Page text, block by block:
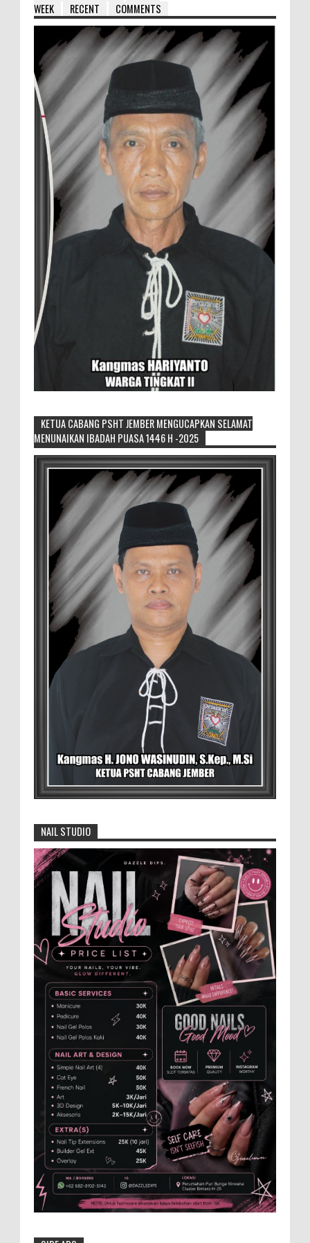
WEEK
RECENT COMMENTS
Generasi Kedua Pertahankan Grup
Keroncong Agar Tetap Eksis
Grup Keroncong Setia Kawan dari Jember,
ikut memeriahkan panggung JFC
Exhibition di Alun-Alun Jember beberapa waktu lalu.
MEMOPOS.co.id, Jem...
Duta GenRe Blora 2026 Siap Untuk
Menjadi Agen Perubahan
BLORA — Rizky Akbar Putra Basyari dari
PIK-R Gemilang SMA Negeri 1 Blora dan
Salsabila Hidayatul Kamilah dari PIK-R Tunas Cahaya
Kecamatan B...
Menko Zulhas Wajibkan Program Makan
Bergizi Gratis Menyerap Bahan Pangan
BLORA - Menteri Koordinator Bidang
Pangan RI Zulkifli Hasan menegaskan bahwa Satuan
Pelayanan Pemenuhan Gizi (SPPG) pelaksana Program
Kabupaten Jember 2026-2031
Jajaran Dewan Pengurus DPC Kabupaten
Jember 2025-2031, saat foto bersama
usai acara pelantikan di Gedung Jember Nusantara,
Selasa 28 Juli 2...
Dukung Pariwisata Polres Magetan Turut
Ambil Bagian Trail Run Ring of Lawu 2026
Istimewa MEMOPOS.co.id, Magetan -!
Kapolres Magetan AKBP Dr. Raden Erik
Bangun Prakasa, S.H., S.I.K., M.M., turut ambil bagian
dalam ajang b...
Anggota Karang Taruna Urunan Demi
Nobar Indonesia Lawan Vietnam
Pertandingan sepakbola antara Tim
Indonesia dan Vietnam tidak dilewatkan
begitu saha oleh penggemar bola, termasuk karang
taruna bahkan mere...
Dari SiLPA Rp90 Miliar hingga Masalah
Air Bersih, Bupati Blora Beberkan Solusi
di Paripurna DPRD
BLORA – Suasana berbeda mewarnai
Rapat Paripurna DPRD Kabupaten Blora, Selasa
KETUA CABANG PSHT JEMBER MENGUCAPKAN SELAMAT
MENUNAIKAN IBADAH PUASA 1446 H -2025
NAIL STUDIO